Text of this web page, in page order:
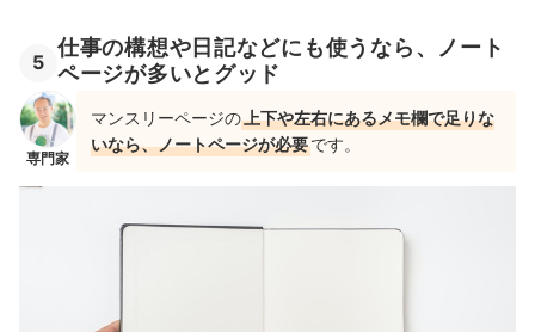
5
仕事の構想や日記などにも使うなら、ノート
ページが多いとグッド
専門家
マンスリーページの上下や左右にあるメモ欄で足りな
いなら、ノートページが必要です。